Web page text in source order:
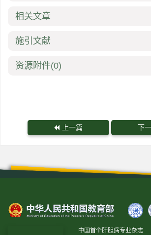
相关文章
施引文献
资源附件(0)
上一篇 下
中国首个肝胆病专业杂志